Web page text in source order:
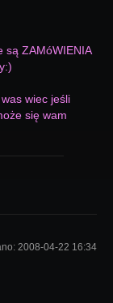
są ZAMóWIENIA
wiec jeśli
się wam
2008-04-22 16:34